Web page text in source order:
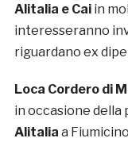
Alitalia e Caiin
interesseranno
riguardano ex
Loca Cordero di
in occasione della
Alitalia a